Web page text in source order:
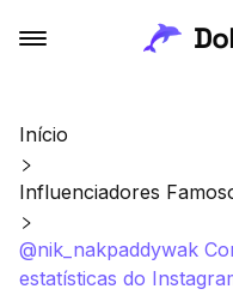
Início
Influenciadores
@nik_nakpaddywak
estatísticas do